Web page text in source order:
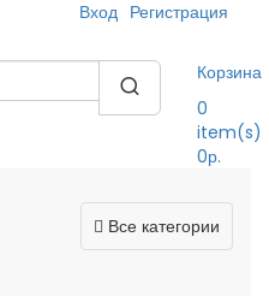
Вход Регистрация
Корзина
0
item(s)
0р.
Все категории